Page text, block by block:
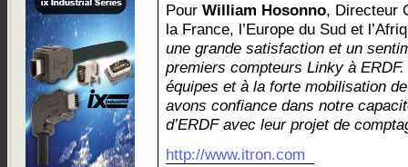
Pour William Hosonno, Directeur
la France, l’Europe du Sud et
une grande satisfaction et un
premiers compteurs Linky à
équipes et à la forte mobilisation
avons confiance dans notre
d’ERDF avec leur projet de
http://www.itron.com